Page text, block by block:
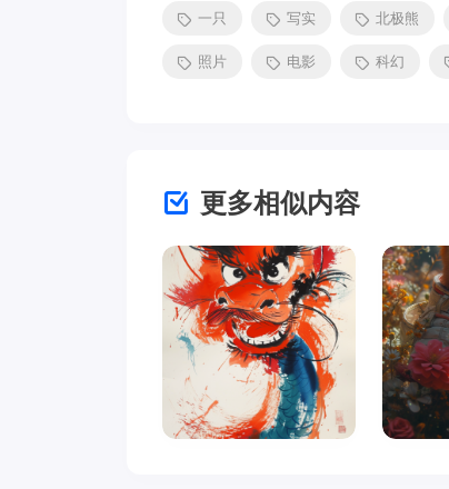
一只 写实 北极熊
照片 电影 科幻
更多相似内容